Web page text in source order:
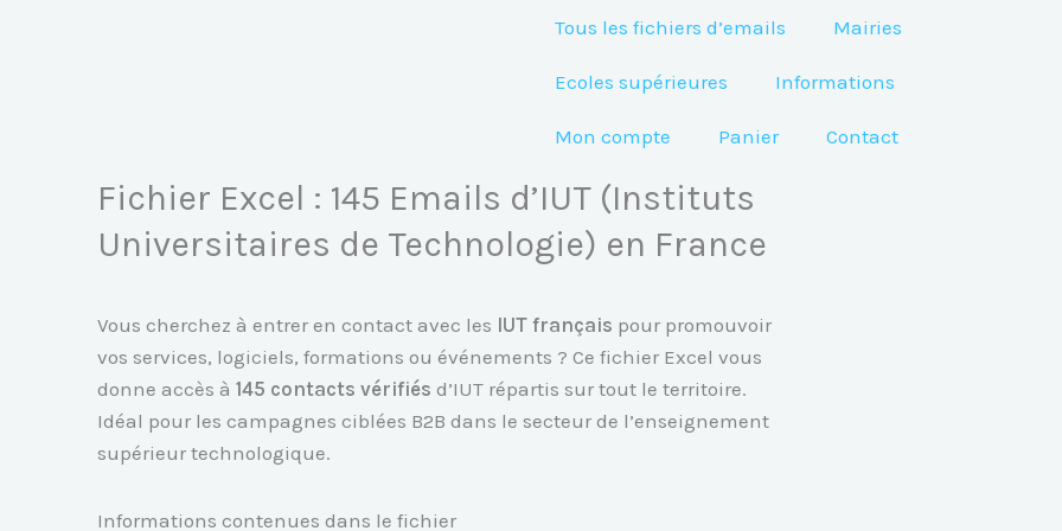
Tous les fichiers d’emails Mairies
Ecoles supérieures Informations
Mon compte Panier Contact
Fichier Excel : 145 Emails d’IUT (Instituts
Universitaires de Technologie) en France
Vous cherchez à entrer en contact avec les IUT français pour promouvoir
vos services, logiciels, formations ou événements ? Ce fichier Excel vous
donne accès à 145 contacts vérifiés d’IUT répartis sur tout le territoire.
Idéal pour les campagnes ciblées B2B dans le secteur de l’enseignement
supérieur technologique.
Informations contenues dans le fichier